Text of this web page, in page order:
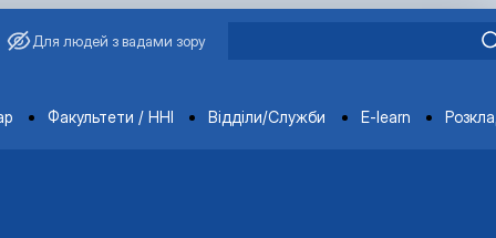
Для людей з вадами зору
Факультети / ННІ Відділи/Служби E-learn